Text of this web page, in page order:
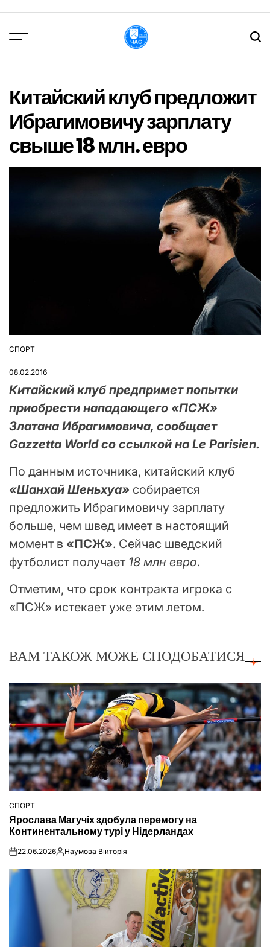
вмісту
Китайский клуб предложит
Ибрагимовичу зарплату
свыше 18 млн. евро
ОПУБЛІКУВАТИ
СПОРТ
08.02.2016
Китайский клубпредпримет попытки
приобрести нападающего «ПСЖ»
Златана Ибрагимовича, сообщает
Gazzetta World со ссылкой на Le Parisien.
По данным источника, китайский клуб
«Шанхай Шеньхуа» собирается
предложить Ибрагимовичу зарплату
больше, чем швед имеет в настоящий
момент в «ПСЖ». Сейчас шведский
футболист получает 18 млн евро.
Отметим, что срок контракта игрока с
«ПСЖ» истекает уже этим летом.
ВАМ ТАКОЖ МОЖЕ СПОДОБАТИСЯ
ОПУБЛІКУВАТИ
У
СПОРТ
Ярослава Магучіх здобула перемогу на
Континентальному турі у Нідерландах
on22.06.2026Опубліковано
Наумова Вікторія